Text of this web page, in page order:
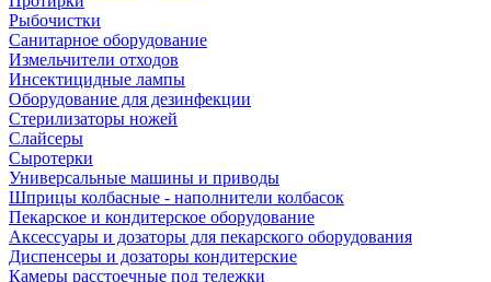
Рыбочистки
Санитарное оборудование
Измельчители отходов
Инсектицидные лампы
Оборудование для дезинфекции
Стерилизаторы ножей
Слайсеры
Сыротерки
Универсальные машины и приводы
Шприцы колбасные - наполнители колбасок
Пекарское и кондитерское оборудование
Аксессуары и дозаторы для пекарского оборудования
Диспенсеры и дозаторы кондитерские
Камеры расстоечные под тележки